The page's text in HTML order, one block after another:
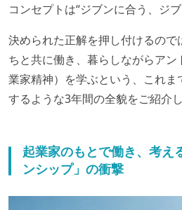
コンセプトは“ジブンに合う、ジブ
決められた正解を押し付けるので
ちと共に働き、暮らしながらア
業家精神）を学ぶという、これま
するような3年間の全貌をご紹介し
起業家のもとで働き、考え
ンシップ」の衝撃